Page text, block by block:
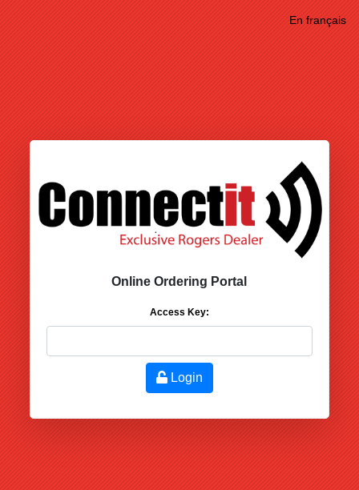
En français
Online Ordering Portal
Access Key:
Login